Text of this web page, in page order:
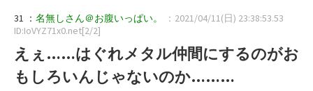
31 ： 名無しさん＠お腹いっぱい。
：2021/04/11(日) 23:38:53.53
ID:IoVYZ71x0.net[2/2]
えぇ……はぐれメタル仲間にするのがお
もしろいんじゃないのか………